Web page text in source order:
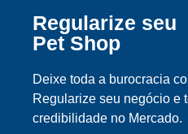
Regularize seu
Pet Shop
Deixe toda a burocracia
Regularize seu negócio e
credibilidade no Mercado.